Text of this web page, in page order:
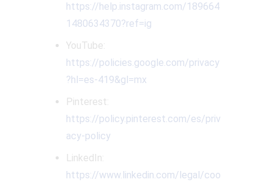
https://help.instagram.com/189664
1480634370?ref=ig
YouTube:
https://policies.google.com/privacy
?hl=es-419&gl=mx
Pinterest:
https://policy.pinterest.com/es/priv
acy-policy
LinkedIn:
https://www.linkedin.com/legal/coo